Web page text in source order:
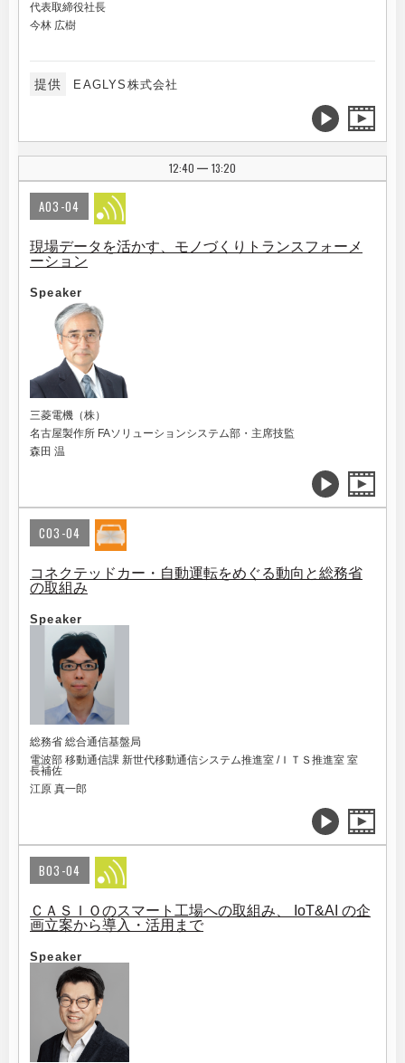
代表取締役社長
今林 広樹
提供 EAGLYS株式会社
12:40 | 13:20
A03-04
現場データを活かす、モノづくりトランスフォーメ
ーション
Speaker
三菱電機（株）
名古屋製作所 FAソリューションシステム部・主席技監
森田 温
C03-04
コネクテッドカー・自動運転をめぐる動向と総務省
の取組み
Speaker
総務省 総合通信基盤局
電波部 移動通信課 新世代移動通信システム推進室 /ＩＴＳ推進室 室
長補佐
江原 真一郎
B03-04
ＣＡＳＩＯのスマート工場への取組み、 IoT&AI の企
画立案から導入・活用まで
Speaker